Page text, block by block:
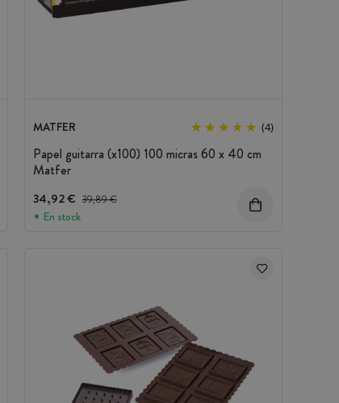
MATFER (4)
Papel guitarra (x100) 100 micras 60 x 40 cm
Matfer
34,92 € Precio antes del descuento
39,89 €
En stock